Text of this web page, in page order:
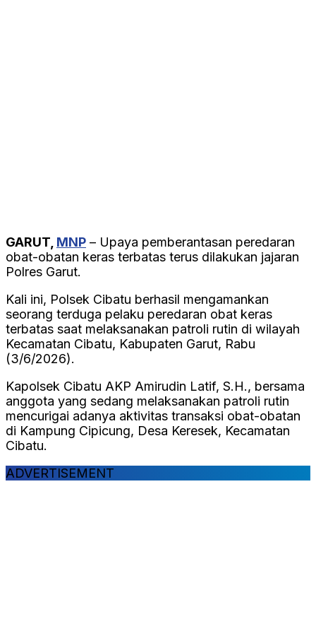
GARUT, MNP – Upaya pemberantasan peredaran
obat-obatan keras terbatas terus dilakukan jajaran
Polres Garut.
Kali ini, Polsek Cibatu berhasil mengamankan
seorang terduga pelaku peredaran obat keras
terbatas saat melaksanakan patroli rutin di wilayah
Kecamatan Cibatu, Kabupaten Garut, Rabu
(3/6/2026).
Kapolsek Cibatu AKP Amirudin Latif, S.H., bersama
anggota yang sedang melaksanakan patroli rutin
mencurigai adanya aktivitas transaksi obat-obatan
di Kampung Cipicung, Desa Keresek, Kecamatan
Cibatu.
ADVERTISEMENT